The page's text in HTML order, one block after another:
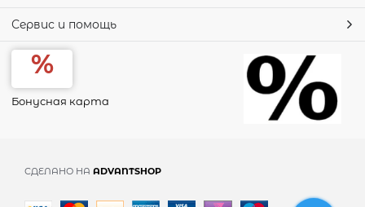
Сервис и помощь
Бонусная карта
СДЕЛАНО НА ADVANTSHOP